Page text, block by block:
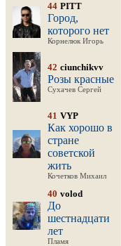
44 PITT
Город,
которого нет
Корнелюк Игорь
42 ciunchikvv
Розы красные
Сухачев Сергей
41 VYP
Как хорошо в
стране
советской
жить
Кочетков Михаил
40 volod
До
шестнадцати
лет
Пламя